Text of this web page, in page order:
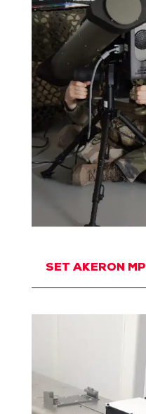
SET AKERON MP